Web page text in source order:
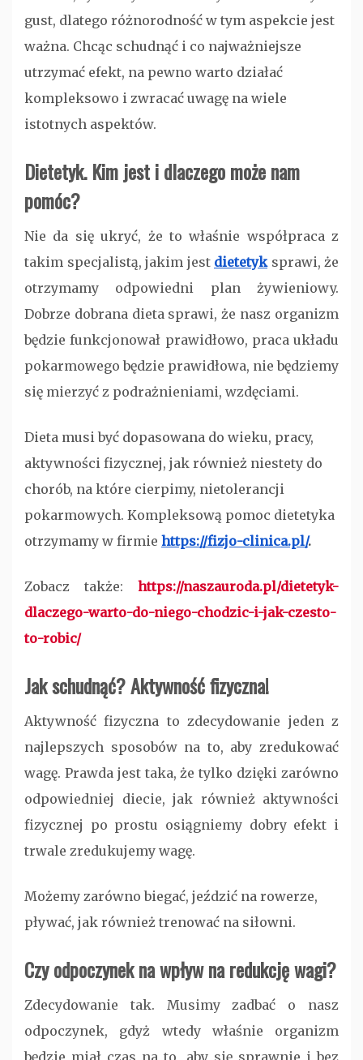
gust, dlatego różnorodność w tym aspekcie jest
ważna. Chcąc schudnąć i co najważniejsze
utrzymać efekt, na pewno warto działać
kompleksowo i zwracać uwagę na wiele
istotnych aspektów.
Dietetyk. Kim jest i dlaczego może nam
pomóc?
Nie da się ukryć, że to właśnie współpraca z
takim specjalistą, jakim jest dietetyk sprawi, że
otrzymamy odpowiedni plan żywieniowy.
Dobrze dobrana dieta sprawi, że nasz organizm
będzie funkcjonował prawidłowo, praca układu
pokarmowego będzie prawidłowa, nie będziemy
się mierzyć z podrażnieniami, wzdęciami.
Dieta musi być dopasowana do wieku, pracy,
aktywności fizycznej, jak również niestety do
chorób, na które cierpimy, nietolerancji
pokarmowych. Kompleksową pomoc dietetyka
otrzymamy w firmie https://fizjo-clinica.pl/.
Zobacz także: https://naszauroda.pl/dietetyk-
dlaczego-warto-do-niego-chodzic-i-jak-czesto-
to-robic/
Jak schudnąć? Aktywność fizyczna!
Aktywność fizyczna to zdecydowanie jeden z
najlepszych sposobów na to, aby zredukować
wagę. Prawda jest taka, że tylko dzięki zarówno
odpowiedniej diecie, jak również aktywności
fizycznej po prostu osiągniemy dobry efekt i
trwale zredukujemy wagę.
Możemy zarówno biegać, jeździć na rowerze,
pływać, jak również trenować na siłowni.
Czy odpoczynek na wpływ na redukcję wagi?
Zdecydowanie tak. Musimy zadbać o nasz
odpoczynek, gdyż wtedy właśnie organizm